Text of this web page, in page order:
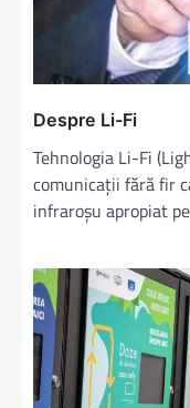
Despre Li-Fi
Tehnologia Li-Fi
comunicații fără fir
infraroșu apropiat